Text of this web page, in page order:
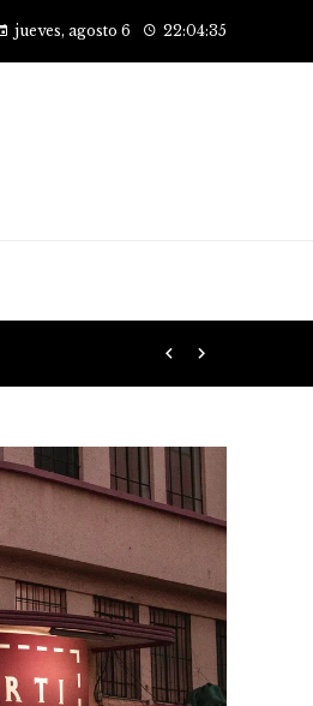
jueves, agosto 6 22:04:36